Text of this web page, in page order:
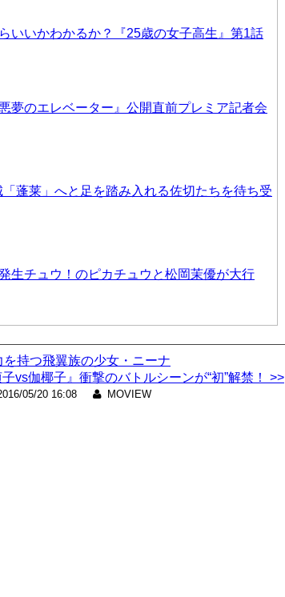
いいかわかるか？『25歳の女子高生』第1話
夢のエレベーター』公開直前プレミア記者会
「蓬莱」へと足を踏み入れる佐切たちを待ち受
生チュウ！のピカチュウと松岡茉優が大行
持つ飛翼族の少女・ニーナ
vs伽椰子』衝撃のバトルシーンが“初”解禁！ >>
05/20 16:08 MOVIEW